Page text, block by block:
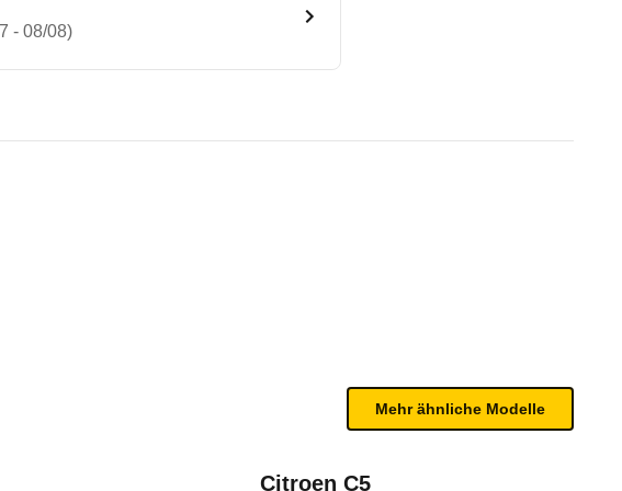
- 08/08)
ausgewählte Fahrzeug.
betroffen sind, entnehmen Sie bitte dem Rückruf, da
Citroen C5
Mehr ähnliche Modelle